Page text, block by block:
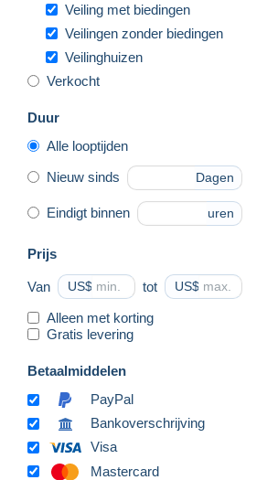
Veiling met biedingen
Veilingen zonder biedingen
Veilinghuizen
Verkocht
Duur
Alle looptijden
Nieuw sinds Dagen
Eindigt binnen uren
Prijs
Van US$ tot US$
Alleen met korting
Gratis levering
Betaalmiddelen
PayPal
Bankoverschrijving
Visa
Mastercard